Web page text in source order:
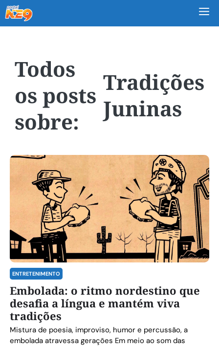
Tradições
Juninas
ENTRETENIMENTO
Embolada: o ritmo nordestino que
desafia a língua e mantém viva
tradições
Mistura de poesia, improviso, humor e percussão, a
embolada atravessa gerações Em meio ao som das